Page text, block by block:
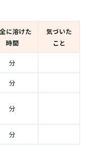
に溶けた
時間
気づいた
こと
分
分
分
分